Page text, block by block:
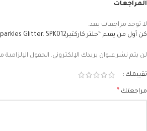
المراجعات
لا توجد مراجعات بعد.
كن أول من يقيم “جلتر كاركتيرCharacter Sparkles Glitter. SPK012”
لن يتم نشر عنوان بريدك الإلكتروني. الحقول الإلزامية
تقييمك
مراجعتك *